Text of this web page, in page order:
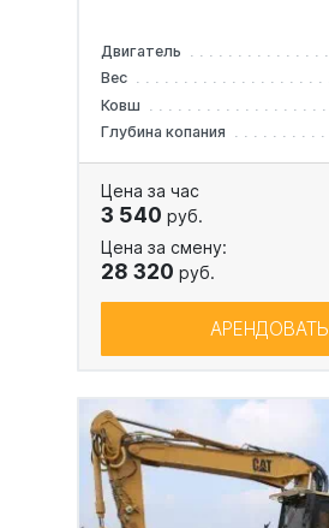
Двигатель
Вес
Ковш
Глубина копания
Цена за час
3 540 руб.
Цена за смену:
28 320 руб.
АРЕНДОВАТЬ